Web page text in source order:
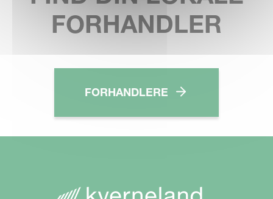
FORHANDLER
FORHANDLERE